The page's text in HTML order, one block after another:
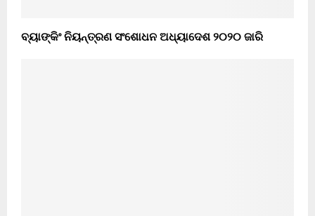
ବ୍ୟାଙ୍କିଂ ନିୟନ୍ତ୍ରଣ ସଂଶୋଧନ ଅଧ୍ୟାଦେଶ ୨୦୨୦ ଜାରି